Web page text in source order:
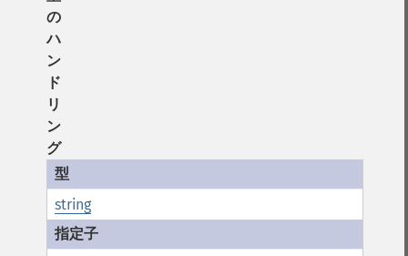
の
ハ
ン
ド
リ
ン
グ
string